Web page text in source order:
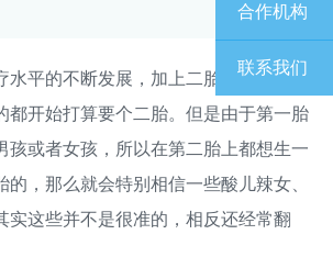
合作机构
联系我们
平的不断发展，加上二胎政策的开放
都开始打算要个二胎。但是由于第一胎
孩或者女孩，所以在第二胎上都想生一
的，那么就会特别相信一些酸儿辣女、
实这些并不是很准的，相反还经常翻